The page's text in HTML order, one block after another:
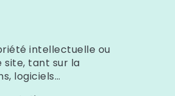
intellectuelle ou
site, tant sur la
logiciels…